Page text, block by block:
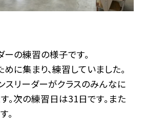
ーの練習の様子です。
に集まり、練習していました。
スリーダーがクラスのみんなに
。次の練習日は31日です。また
。